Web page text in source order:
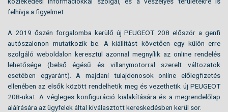
felhívja a figyelmet.
A 2019 őszén forgalomba kerülő új PEUGEOT 208 először a genfi
autószalonon mutatkozik be. A kiállítást követően egy külön erre
szolgáló weboldalon keresztül azonnal megnyílik az online rendelés
lehetősége (belső égésű és villanymotorral szerelt változatok
esetében egyaránt). A majdani tulajdonosok online előlegfizetés
ellenében az elsők között rendelhetik meg és vezethetik új PEUGEOT
208-ukat. A végleges konfiguráció kialakítására és a megrendelőlap
aláírására az ügyfelek által kiválasztott kereskedésben kerül sor.